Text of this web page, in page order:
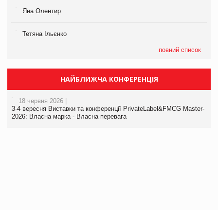
Яна Олентир
Тетяна Ільєнко
повний список
НАЙБЛИЖЧА КОНФЕРЕНЦІЯ
18 червня 2026 |
3-4 вересня Виставки та конференції PrivateLabel&FMCG Master-
2026: Власна марка - Власна перевага